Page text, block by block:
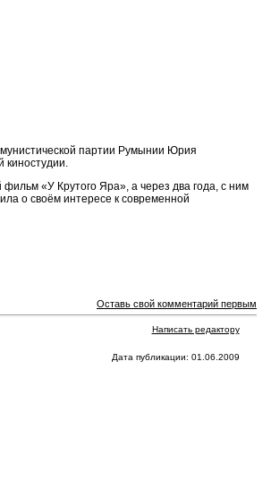
партии Румынии Юрия
«У Крутого Яра», а через два года, с ним
о своём интересе к современной
Оставь свой комментарий первым
Написать редактору
Дата публикации: 01.06.2009